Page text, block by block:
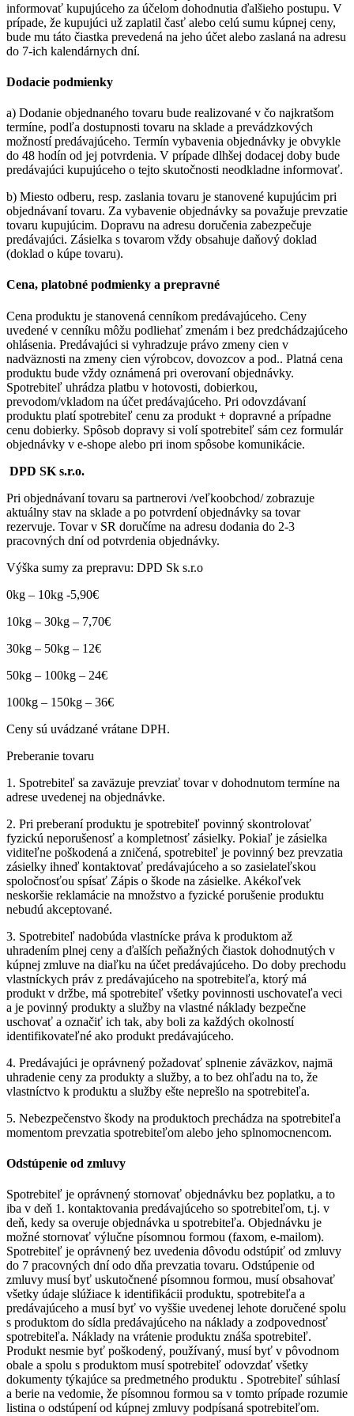
informovať kupujúceho za účelom dohodnutia ďalšieho postupu. V
prípade, že kupujúci už zaplatil časť alebo celú sumu kúpnej ceny,
bude mu táto čiastka prevedená na jeho účet alebo zaslaná na adresu
do 7-ich kalendárnych dní.
Dodacie podmienky
a) Dodanie objednaného tovaru bude realizované v čo najkratšom
termíne, podľa dostupnosti tovaru na sklade a prevádzkových
možností predávajúceho. Termín vybavenia objednávky je obvykle
do 48 hodín od jej potvrdenia. V prípade dlhšej dodacej doby bude
predávajúci kupujúceho o tejto skutočnosti neodkladne informovať.
b) Miesto odberu, resp. zaslania tovaru je stanovené kupujúcim pri
objednávaní tovaru. Za vybavenie objednávky sa považuje prevzatie
tovaru kupujúcim. Dopravu na adresu doručenia zabezpečuje
predávajúci. Zásielka s tovarom vždy obsahuje daňový doklad
(doklad o kúpe tovaru).
Cena, platobné podmienky a prepravné
Cena produktu je stanovená cenníkom predávajúceho. Ceny
uvedené v cenníku môžu podliehať zmenám i bez predchádzajúceho
ohlásenia. Predávajúci si vyhradzuje právo zmeny cien v
nadväznosti na zmeny cien výrobcov, dovozcov a pod.. Platná cena
produktu bude vždy oznámená pri overovaní objednávky.
Spotrebiteľ uhrádza platbu v hotovosti, dobierkou,
prevodom/vkladom na účet predávajúceho. Pri odovzdávaní
produktu platí spotrebiteľ cenu za produkt + dopravné a prípadne
cenu dobierky. Spôsob dopravy si volí spotrebiteľ sám cez formulár
objednávky v e-shope alebo pri inom spôsobe komunikácie.
DPD SK s.r.o.
Pri objednávaní tovaru sa partnerovi /veľkoobchod/ zobrazuje
aktuálny stav na sklade a po potvrdení objednávky sa tovar
rezervuje. Tovar v SR doručíme na adresu dodania do 2-3
pracovných dní od potvrdenia objednávky.
Výška sumy za prepravu: DPD Sk s.r.o
0kg – 10kg -5,90€
10kg – 30kg – 7,70€
30kg – 50kg – 12€
50kg – 100kg – 24€
100kg – 150kg – 36€
Ceny sú uvádzané vrátane DPH.
Preberanie tovaru
1. Spotrebiteľ sa zaväzuje prevziať tovar v dohodnutom termíne na
adrese uvedenej na objednávke.
2. Pri preberaní produktu je spotrebiteľ povinný skontrolovať
fyzickú neporušenosť a kompletnosť zásielky. Pokiaľ je zásielka
viditeľne poškodená a zničená, spotrebiteľ je povinný bez prevzatia
zásielky ihneď kontaktovať predávajúceho a so zasielateľskou
spoločnosťou spísať Zápis o škode na zásielke. Akékoľvek
neskoršie reklamácie na množstvo a fyzické porušenie produktu
nebudú akceptované.
3. Spotrebiteľ nadobúda vlastnícke práva k produktom až
uhradením plnej ceny a ďalších peňažných čiastok dohodnutých v
kúpnej zmluve na diaľku na účet predávajúceho. Do doby prechodu
vlastníckych práv z predávajúceho na spotrebiteľa, ktorý má
produkt v držbe, má spotrebiteľ všetky povinnosti uschovateľa veci
a je povinný produkty a služby na vlastné náklady bezpečne
uschovať a označiť ich tak, aby boli za každých okolností
identifikovateľné ako produkt predávajúceho.
4. Predávajúci je oprávnený požadovať splnenie záväzkov, najmä
uhradenie ceny za produkty a služby, a to bez ohľadu na to, že
vlastníctvo k produktu a služby ešte neprešlo na spotrebiteľa.
5. Nebezpečenstvo škody na produktoch prechádza na spotrebiteľa
momentom prevzatia spotrebiteľom alebo jeho splnomocnencom.
Odstúpenie od zmluvy
Spotrebiteľ je oprávnený stornovať objednávku bez poplatku, a to
iba v deň 1. kontaktovania predávajúceho so spotrebiteľom, t.j. v
deň, kedy sa overuje objednávka u spotrebiteľa. Objednávku je
možné stornovať výlučne písomnou formou (faxom, e-mailom).
Spotrebiteľ je oprávnený bez uvedenia dôvodu odstúpiť od zmluvy
do 7 pracovných dní odo dňa prevzatia tovaru. Odstúpenie od
zmluvy musí byť uskutočnené písomnou formou, musí obsahovať
všetky údaje slúžiace k identifikácii produktu, spotrebiteľa a
predávajúceho a musí byť vo vyššie uvedenej lehote doručené spolu
s produktom do sídla predávajúceho na náklady a zodpovednosť
spotrebiteľa. Náklady na vrátenie produktu znáša spotrebiteľ.
Produkt nesmie byť poškodený, používaný, musí byť v pôvodnom
obale a spolu s produktom musí spotrebiteľ odovzdať všetky
dokumenty týkajúce sa predmetného produktu . Spotrebiteľ súhlasí
a berie na vedomie, že písomnou formou sa v tomto prípade rozumie
listina o odstúpení od kúpnej zmluvy podpísaná spotrebiteľom.